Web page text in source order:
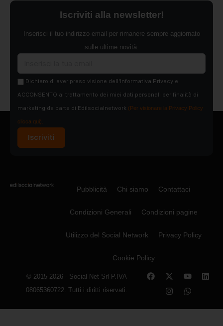
Iscriviti alla newsletter!
Inserisci il tuo indirizzo email per rimanere sempre aggiornato
sulle ultime novità.
Dichiaro di aver preso visione dell'Informativa Privacy e
ACCONSENTO al trattamento dei miei dati personali per finalità di
marketing da parte di Edilsocialnetwork (Per visionare la Privacy Policy
clicca qui).
Iscriviti
Pubblicità Chi siamo Contattaci
Condizioni Generali Condizioni pagine
Utilizzo del Social Network Privacy Policy
Cookie Policy
© 2015-2026 - Social Net Srl P.IVA
08065360722. Tutti i diritti riservati.